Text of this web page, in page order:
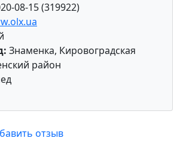
08-15 (319922)
Знаменка, Кировоградская
район
отзыв